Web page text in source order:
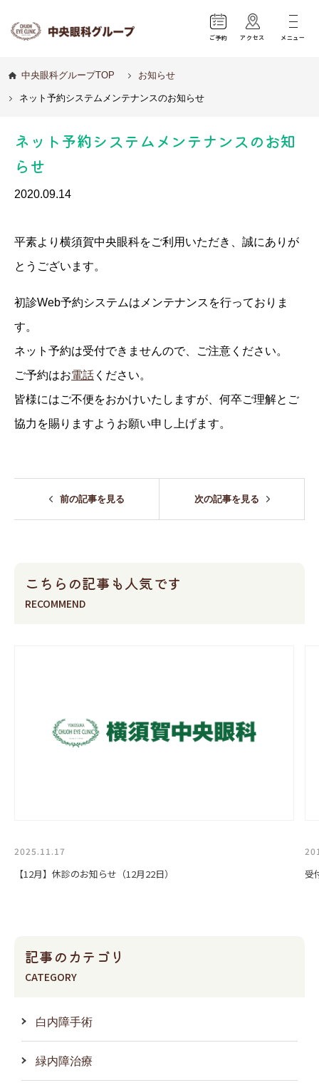
ご予約 アクセス メニュー
中央眼科グループTOP お知らせ
ネット予約システムメンテナンスのお知らせ
ネット予約システムメンテナンスのお知
らせ
2020.09.14
平素より横須賀中央眼科をご利用いただき、誠にありが
とうございます。
初診Web予約システムはメンテナンスを行っておりま
す。
ネット予約は受付できませんので、ご注意ください。
ご予約はお電話 ください。
皆様にはご不便をおかけいたしますが、何卒ご理解とご
協力を賜りますようお願い申し上げます。
前の記事を見る 次の記事を見る
こちらの記事も人気です
RECOMMEND
2025.11.17
【12月】休診のお知らせ（12月22日） 受
記事のカテゴリ
CATEGORY
白内障手術
緑内障治療